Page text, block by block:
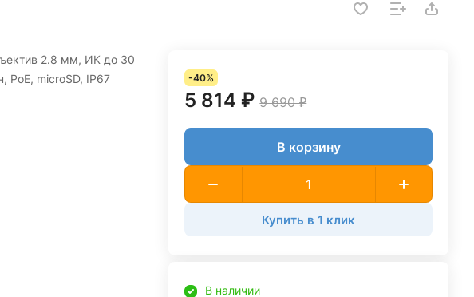
2.8 мм, ИК до 30
PoE, microSD, IP67
-40%
5 814 ₽ 9 690 ₽
В корзину
Купить в 1 клик
В наличии